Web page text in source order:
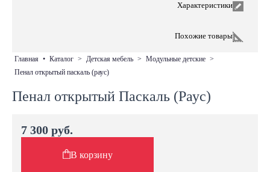
Характеристики
Похожие товары
главная • каталог > детская мебель > модульные детские >
пенал открытый паскаль (раус)
Пенал открытый Паскаль (Раус)
7 300 руб.
В корзину